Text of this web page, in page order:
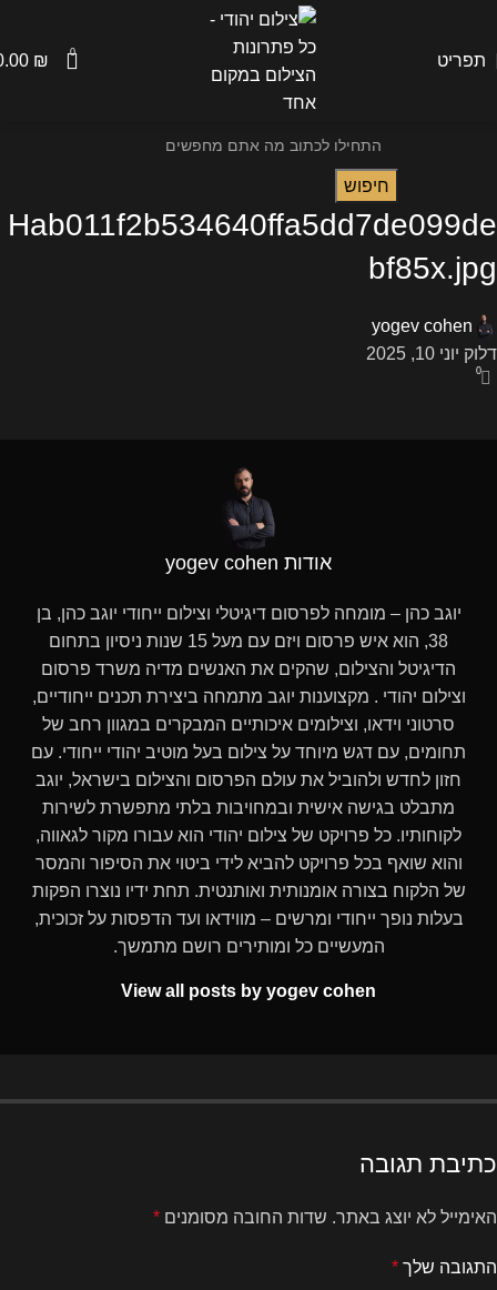
תפריט 0
₪
חיפוש
Hab011f2b534640ffa5dd7de099de
bf85x.jpg
yogev cohen
דלוק יוני 10, 2025
0
אודות yogev cohen
יוגב כהן – מומחה לפרסום דיגיטלי וצילום ייחודי יוגב כהן, בן
38, הוא איש פרסום ויזם עם מעל 15 שנות ניסיון בתחום
הדיגיטל והצילום, שהקים את האנשים מדיה משרד פרסום
וצילום יהודי . מקצוענות יוגב מתמחה ביצירת תכנים ייחודיים,
סרטוני וידאו, וצילומים איכותיים המבקרים במגוון רחב של
תחומים, עם דגש מיוחד על צילום בעל מוטיב יהודי ייחודי. עם
חזון לחדש ולהוביל את עולם הפרסום והצילום בישראל, יוגב
מתבלט בגישה אישית ובמחויבות בלתי מתפשרת לשירות
לקוחותיו. כל פרויקט של צילום יהודי הוא עבורו מקור לגאווה,
והוא שואף בכל פרויקט להביא לידי ביטוי את הסיפור והמסר
של הלקוח בצורה אומנותית ואותנטית. תחת ידיו נוצרו הפקות
בעלות נופך ייחודי ומרשים – מווידאו ועד הדפסות על זכוכית,
המעשיים כל ומותירים רושם מתמשך.
View all posts by yogev cohen
כתיבת תגובה
האימייל לא יוצג באתר. שדות החובה מסומנים *
התגובה שלך *